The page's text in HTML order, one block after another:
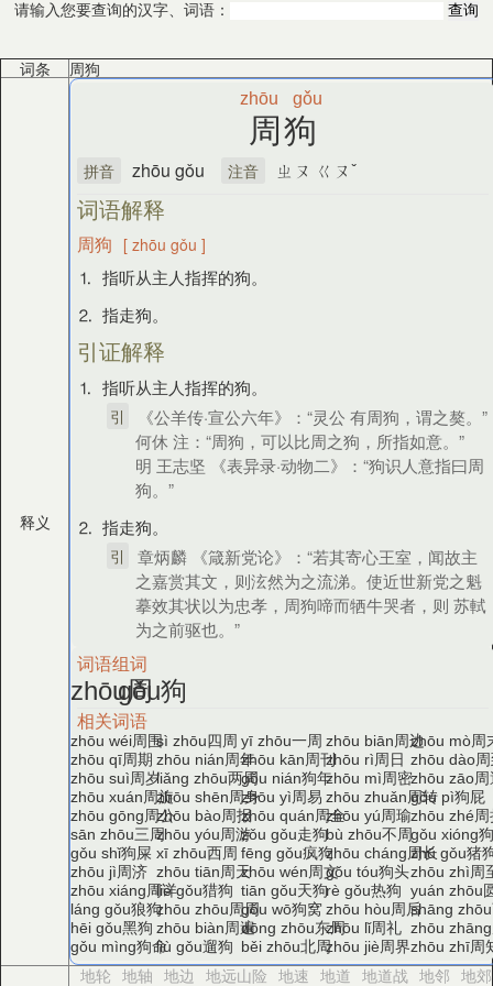
请输入您要查询的汉字、词语：
词条 周狗
释义
zhōu gǒu
周狗
拼音 zhōu gǒu 注音 ㄓㄡ ㄍㄡˇ
词语解释
周狗 [ zhōu gǒu ]
⒈ 指听从主人指挥的狗。
⒉ 指走狗。
引证解释
⒈ 指听从主人指挥的狗。
引
《公羊传·宣公六年》：“灵公 有周狗，谓之獒。”
何休 注：“周狗，可以比周之狗，所指如意。”
明 王志坚 《表异录·动物二》：“狗识人意指曰周
狗。”
⒉ 指走狗。
引
章炳麟 《箴新党论》：“若其寄心王室，闻故主
之嘉赏其文，则泫然为之流涕。使近世新党之魁
摹效其状以为忠孝，周狗啼而牺牛哭者，则 苏軾
为之前驱也。”
词语组词
zhōu周
gǒu狗
相关词语
zhōu wéi周围sì zhōu四周 yī zhōu一周 zhōu biān周边zhōu mò周
zhōu qī周期 zhōu nián周年zhōu kān周刊zhōu rì周日 zhōu dào
zhōu suì周岁liǎng zhōu两周
gǒu nián狗年zhōu mì周密zhōu zāo
zhōu xuán周旋
zhōu shēn周身
zhōu yì周易 zhōu zhuǎn周转
gǒu pì狗屁
zhōu gōng周公
zhōu bào周报zhōu quán周全
zhōu yú周瑜zhōu zhé
sān zhōu三周zhōu yóu周游zǒu gǒu走狗bù zhōu不周gǒu xióng
gǒu shǐ狗屎 xī zhōu西周 fēng gǒu疯狗zhōu cháng周长
zhū gǒu猪
zhōu jì周济 zhōu tiān周天zhōu wén周文gǒu tóu狗头zhōu zhì周
zhōu xiáng周详
liè gǒu猎狗 tiān gǒu天狗rè gǒu热狗 yuán zhōu
láng gǒu狼狗zhōu zhōu周周
gǒu wō狗窝 zhōu hòu周后shāng zhōu
hēi gǒu黑狗 zhōu biàn周遍dōng zhōu东周
zhōu lǐ周礼 zhōu zhāng
gǒu mìng狗命liù gǒu遛狗 běi zhōu北周zhōu jiè周界zhōu zhī周
地轮 地轴 地边 地远山险 地速 地道 地道战 地邻 地郊